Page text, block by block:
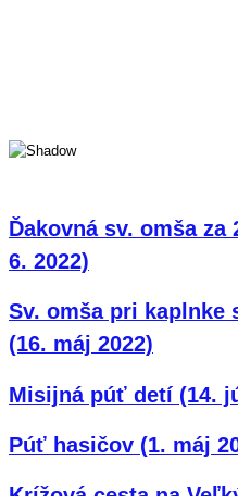
Ďakovná sv. omša za
6. 2022)
Sv. omša pri kaplnke
(16. máj 2022)
Misijná púť detí (14.
Púť hasičov (1. máj